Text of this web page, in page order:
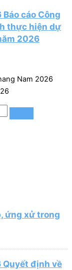
cáo Công
thực hiện dự
2026
Nam 2026
ứng xử trong
Quyết định về